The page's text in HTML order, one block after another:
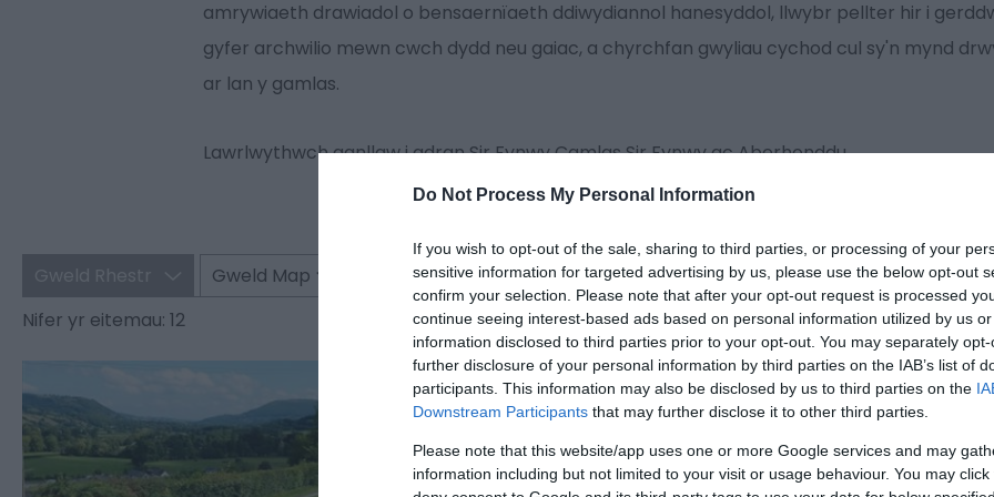
Do Not Process My Personal Information
If you wish to opt-out of the sale, sharing to third parties, or processing of your
sensitive information for targeted advertising by us, please use the below opt-out
confirm your selection. Please note that after your opt-out request is processed
continue seeing interest-based ads based on personal information utilized by us
information disclosed to third parties prior to your opt-out. You may separately
further disclosure of your personal information by third parties on the IAB’s list of
participants. This information may also be disclosed by us to third parties on the
Downstream Participants that may further disclose it to other third parties.
Please note that this website/app uses one or more Google services and may
information including but not limited to your visit or usage behaviour. You may
amrywiaeth drawiadol o bensaernïaeth ddiwydiannol hanesyddol, llwybr pellter hir i
gyfer archwilio mewn cwch dydd neu gaiac, a chyrchfan gwyliau cychod cul sy'n mynd
ar lan y gamlas.
Lawrlwythwch ganllaw i adran Sir Fynwy Camlas Sir Fynwy ac Aberhonddu
Gweld Map
Nifer yr eitemau: 12 Trefnu yn ôl: Amcanbris: Isaf i ddechrau Amcanbris:
Castle Narrowboats
Am hoe sy'n cynnig ymlacio go iawn, rhowch gynnig ar wyliau cwch